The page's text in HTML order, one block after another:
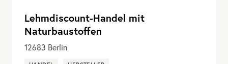
Lehmdiscount-Handel mit
Naturbaustoffen
12683 Berlin